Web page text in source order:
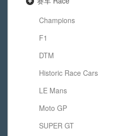
Champions
F1
DTM
Historic Race Cars
LE Mans
Moto GP
SUPER GT